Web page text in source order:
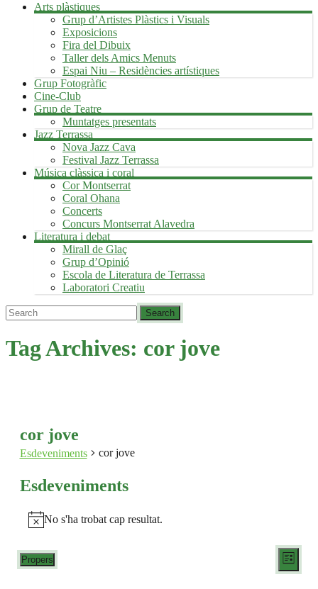
Arts plàstiques
Grup d’Artistes Plàstics i Visuals
Exposicions
Fira del Dibuix
Taller dels Amics Menuts
Espai Niu – Residències artístiques
Grup Fotogràfic
Cine-Club
Grup de Teatre
Muntatges presentats
Jazz Terrassa
Nova Jazz Cava
Festival Jazz Terrassa
Música clàssica i coral
Cor Montserrat
Coral Ohana
Concerts
Concurs Montserrat Alavedra
Literatura i debat
Mirall de Glaç
Grup d’Opinió
Escola de Literatura de Terrassa
Laboratori Creatiu
Tag Archives: cor jove
cor jove
Esdeveniments cor jove
Esdeveniments
AvísNo s'ha trobat cap resultat.
dede
Llista
Propers
Selecciona